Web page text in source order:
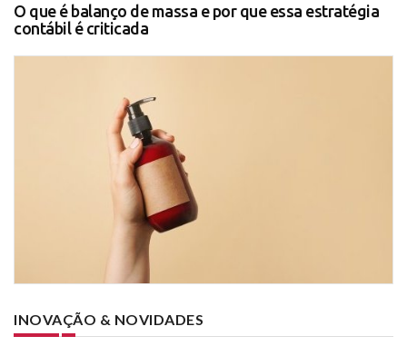
O que é balanço de massa e por que essa estratégia
contábil é criticada
INOVAÇÃO & NOVIDADES